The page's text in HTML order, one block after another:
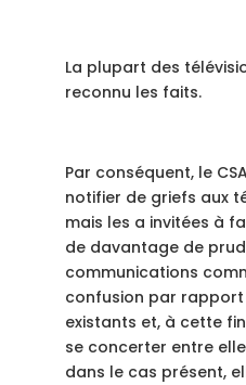
La plupart des
reconnu les faits.
Par conséquent, le
notifier de griefs aux
mais les a invitées à
de davantage de
communications
confusion par
existants et, à cette
se concerter entre
dans le cas présent,